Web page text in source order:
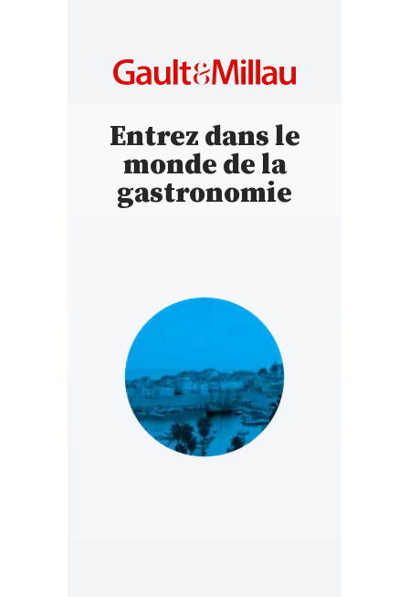
Entrez dans le
monde de la
gastronomie